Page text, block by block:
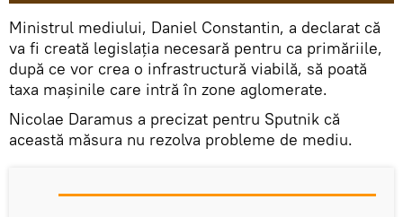
Ministrul mediului, Daniel Constantin, a declarat că
va fi creată legislaţia necesară pentru ca primăriile,
după ce vor crea o infrastructură viabilă, să poată
taxa maşinile care intră în zone aglomerate.
Nicolae Daramus a precizat pentru Sputnik că
această măsura nu rezolva probleme de mediu.